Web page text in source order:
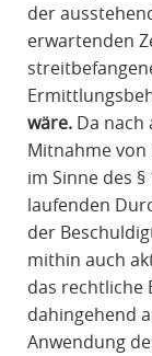
der
erwartenden
wäre.Da nach
Mitnahme
im Sinne des
laufenden
der
mithin auch
das rechtliche
dahingehend
Anwendung